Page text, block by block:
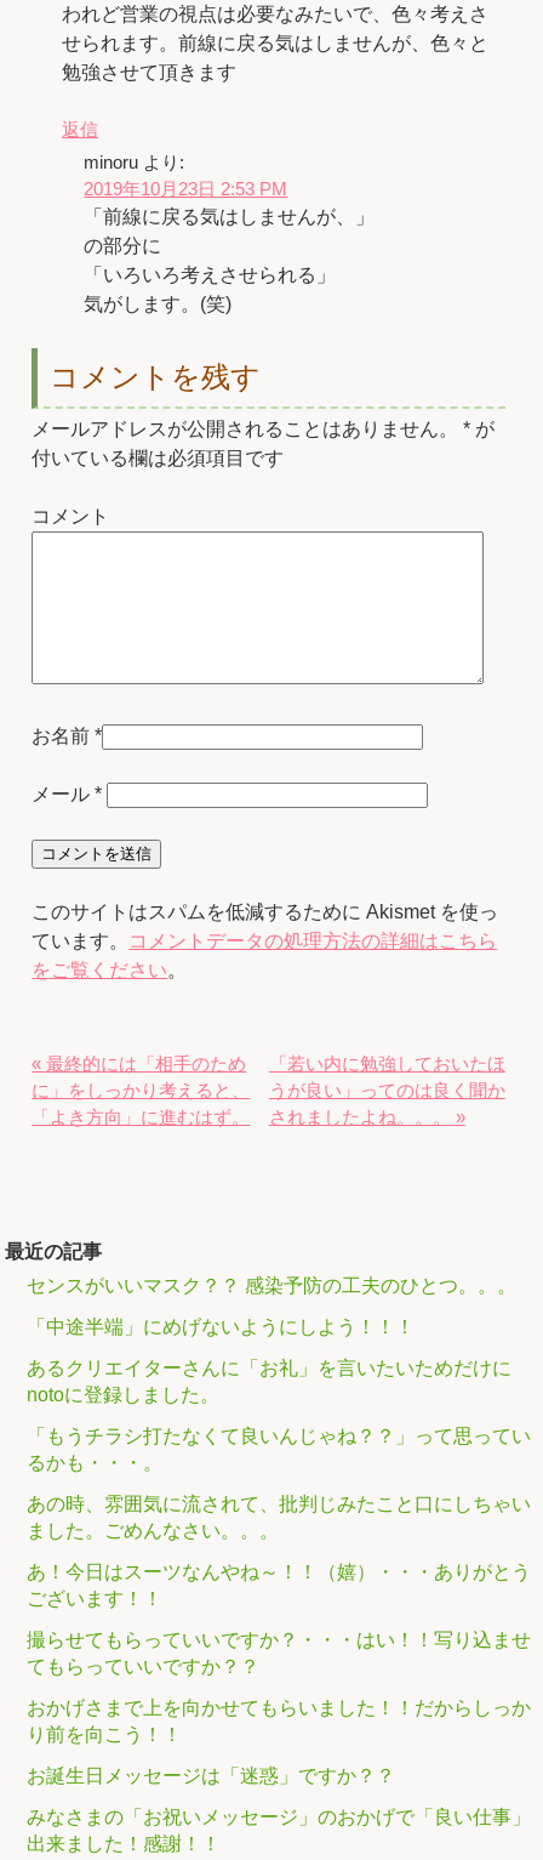
われど営業の視点は必要なみたいで、色々考えさ
せられます。前線に戻る気はしませんが、色々と
勉強させて頂きます
返信
minoru より:
2019年10月23日 2:53 PM
「前線に戻る気はしませんが、」
の部分に
「いろいろ考えさせられる」
気がします。(笑)
コメントを残す
メールアドレスが公開されることはありません。 * が
付いている欄は必須項目です
コメント
お名前 *
メール*
このサイトはスパムを低減するために Akismet を使っ
ています。
コメントデータの処理方法の詳細はこちら
をご覧ください。
« 最終的には「相手のため
に」をしっかり考えると、
「よき方向」に進むはず。
「若い内に勉強しておいたほ
うが良い」ってのは良く聞か
されましたよね。。。 »
最近の記事
センスがいいマスク？？ 感染予防の工夫のひとつ。。。
「中途半端」にめげないようにしよう！！！
あるクリエイターさんに「お礼」を言いたいためだけに
notoに登録しました。
「もうチラシ打たなくて良いんじゃね？？」って思ってい
るかも・・・。
あの時、雰囲気に流されて、批判じみたこと口にしちゃい
ました。ごめんなさい。。。
あ！今日はスーツなんやね～！！（嬉）・・・ありがとう
ございます！！
撮らせてもらっていいですか？・・・はい！！写り込ませ
てもらっていいですか？？
おかげさまで上を向かせてもらいました！！だからしっか
り前を向こう！！
お誕生日メッセージは「迷惑」ですか？？
みなさまの「お祝いメッセージ」のおかげで「良い仕事」
出来ました！感謝！！